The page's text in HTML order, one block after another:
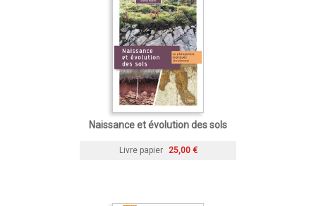
Naissance et évolution des sols
Livre papier 25,00 €